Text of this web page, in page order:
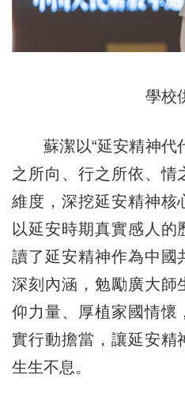
學校
蘇潔以“延安精神代
之所向、行之所依、情
維度，深挖延安精神核
以延安時期真實感人的
讀了延安精神作為中國
深刻內涵，勉勵廣大師
仰力量、厚植家國情懷
實行動擔當，讓延安精
生生不息。